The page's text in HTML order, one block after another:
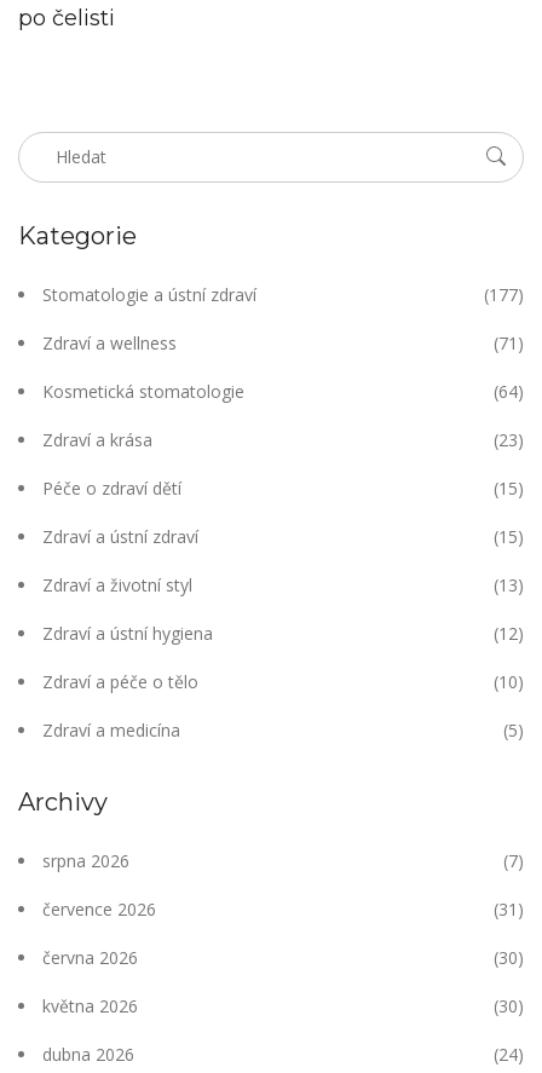
po čelisti
Kategorie
Stomatologie a ústní zdraví (177)
Zdraví a wellness (71)
Kosmetická stomatologie (64)
Zdraví a krása (23)
Péče o zdraví dětí (15)
Zdraví a ústní zdraví (15)
Zdraví a životní styl (13)
Zdraví a ústní hygiena (12)
Zdraví a péče o tělo (10)
Zdraví a medicína (5)
Archivy
srpna 2026 (7)
července 2026 (31)
června 2026 (30)
května 2026 (30)
dubna 2026 (24)